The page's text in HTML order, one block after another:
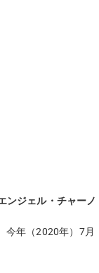
ンジェル・チャーノ
今年（2020年）7月